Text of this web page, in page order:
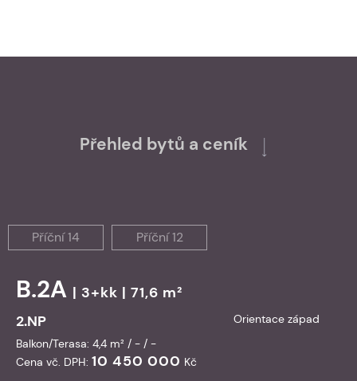
Přehled bytů a ceník
Příční 14 Příční 12
B.2A | 3+kk | 71,6 m²
2.NP
Orientace západ
Balkon/Terasa: 4,4 m² / - / -
Cena vč. DPH: 10 450 000 Kč